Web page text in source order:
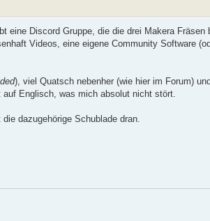
eine Discord Gruppe, die die drei Makera Fräsen
Videos, eine eigene Community Software
), viel Quatsch nebenher (wie hier im Forum)
Englisch, was mich absolut nicht stört.
dazugehörige Schublade dran.